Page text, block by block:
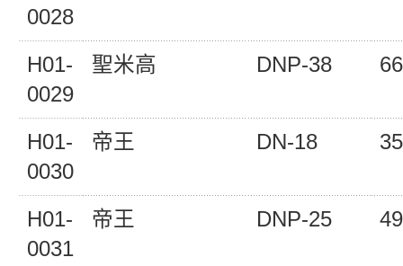
0028
H01-
0029
聖米高 DNP-38 66
H01-
0030
帝王 DN-18 35
H01-
0031
帝王 DNP-25 49